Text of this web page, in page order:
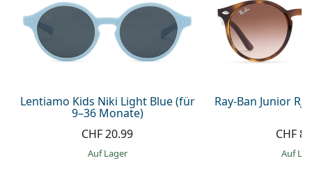
Lentiamo Kids Niki Light Blue (für
9–36 Monate)
CHF 20.99
auf Lager
Ray-Ban Junior
CHF
auf